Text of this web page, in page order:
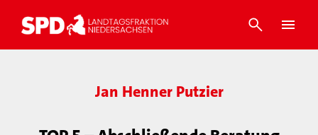
Jan Henner Putzier